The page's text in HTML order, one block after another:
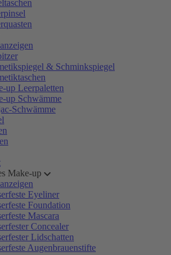
& Schminkspiegel
up Leerpaletten
up Schwämme
Schwämme
Make-up
Eyeliner
Foundation
Mascara
Concealer
Lidschatten
Augenbrauenstifte